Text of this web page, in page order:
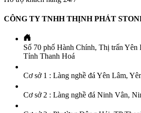
CÔNG TY TNHH THỊNH PHÁT
Số 70 phố Hành Chính, Thị trấn
Tỉnh Thanh Hoá
Cơ sở 1 : Làng nghề đá Yên Lâm,
Cơ sở 2 : Làng nghề đá Ninh Vân,